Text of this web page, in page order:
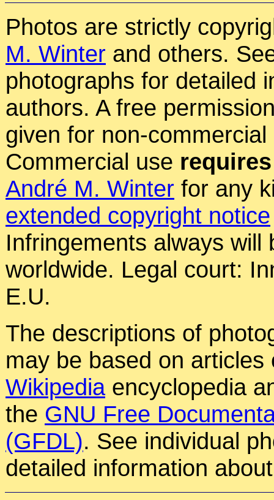
Photos are strictly
M. Winter and others.
photographs for detailed
authors. A free
given for non-
Commercial use requires
André M. Winter for any
extended copyright notice
Infringements always will
worldwide. Legal court:
E.U.
The descriptions of
may be based on articles
Wikipediaencyclopedia
the GNU Free
(GFDL). See individual
detailed information